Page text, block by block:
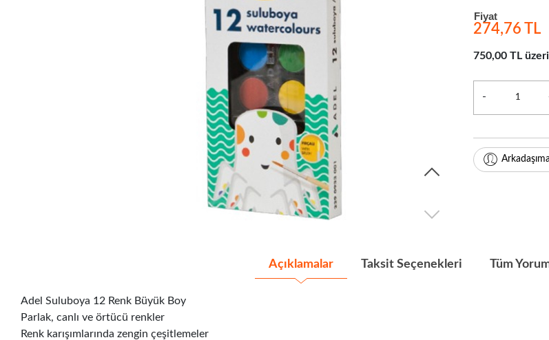
Fiyat
274,76 TL
750,00 TL
-
Açıklamalar Taksit Seçenekleri Tüm
Adel Suluboya 12 Renk Büyük Boy
Parlak, canlı ve örtücü renkler
Renk karışımlarında zengin çeşitlemeler